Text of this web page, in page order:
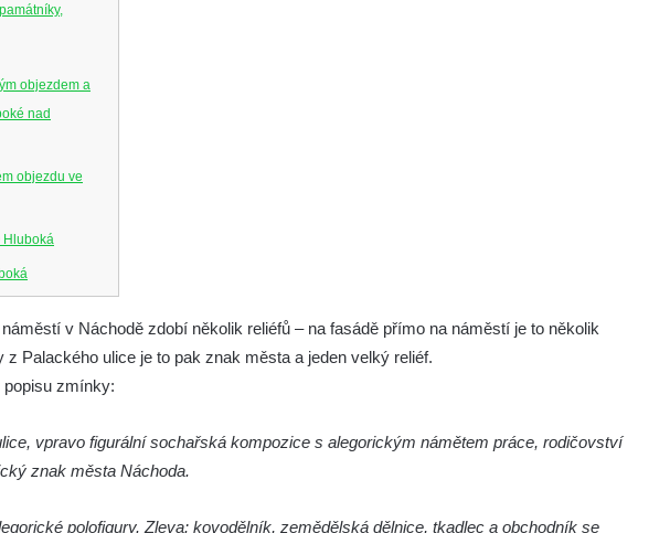
objezdem a
nad
objezdu ve
Hluboká
Hluboká
Hluboká
v Náchodě zdobí několik reliéfů – na fasádě přímo na náměstí je to několik
z Palackého ulice je to pak znak města a jeden velký reliéf.
popisu zmínky:
vpravo figurální sochařská kompozice s alegorickým námětem práce, rodičovství
znak města Náchoda.
polofigury. Zleva: kovodělník, zemědělská dělnice, tkadlec a obchodník se